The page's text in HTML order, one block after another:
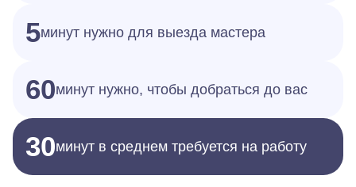
5минут нужно для выезда мастера
60минут нужно, чтобы добраться до вас
30минут в среднем требуется на работу